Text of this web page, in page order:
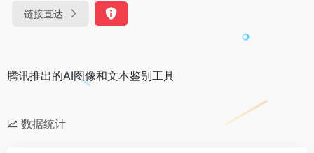
链接直达
腾讯推出的AI图像和文本鉴别工具
数据统计